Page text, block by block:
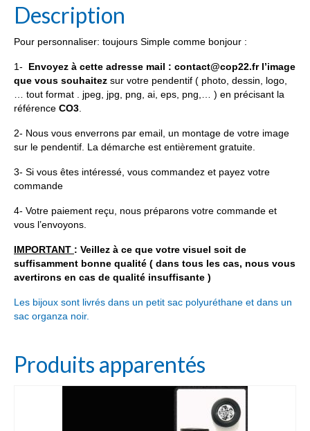
Description
Pour personnaliser: toujours Simple comme bonjour :
1- Envoyez à cette adresse mail : contact@cop22.fr l’image
que vous souhaitez sur votre pendentif ( photo, dessin, logo,
… tout format . jpeg, jpg, png, ai, eps, png,… ) en précisant la
référence CO3
2- Nous vous enverrons par email, un montage de votre image
sur le pendentif. La démarche est entièrement gratuite.
3- Si vous êtes intéressé, vous commandez et payez votre
commande
4- Votre paiement reçu, nous préparons votre commande et
vous l’envoyons.
IMPORTANT : Veillez à ce que votre visuel soit de
suffisamment bonne qualité ( dans tous les cas, nous vous
avertirons en cas de qualité insuffisante )
Les bijoux sont livrés dans un petit sac polyuréthane et dans un
sac organza noir.
Produits apparentés